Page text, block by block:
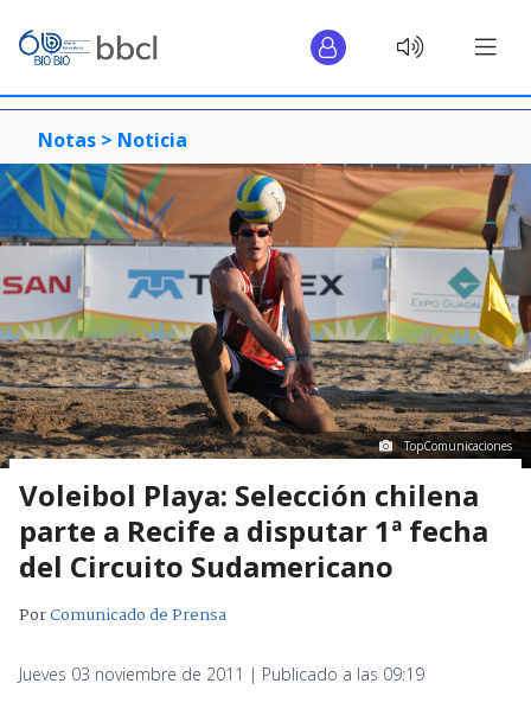
Notas > Noticia
TopComunicaciones
Voleibol Playa: Selección chilena
parte a Recife a disputar 1ª fecha
del Circuito Sudamericano
PorComunicado de Prensa
Jueves 03 noviembre de 2011 | Publicado a las 09:19